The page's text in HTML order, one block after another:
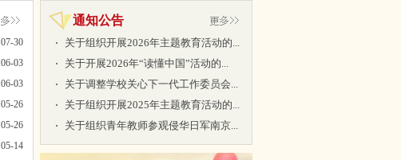
07-30
06-03
06-03
05-26
05-26
05-14
通知公告
关于组织开展2026年主题教育活动的...
关于开展2026年“读懂中国”活动的...
关于调整学校关心下一代工作委员会...
关于组织开展2025年主题教育活动的...
关于组织青年教师参观侵华日军南京...